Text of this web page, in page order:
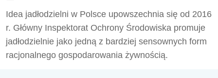
Idea jadłodzielni w Polsce upowszechnia się od 2016
r. Główny Inspektorat Ochrony Środowiska promuje
jadłodzielnie jako jedną z bardziej sensownych form
racjonalnego gospodarowania żywnością.